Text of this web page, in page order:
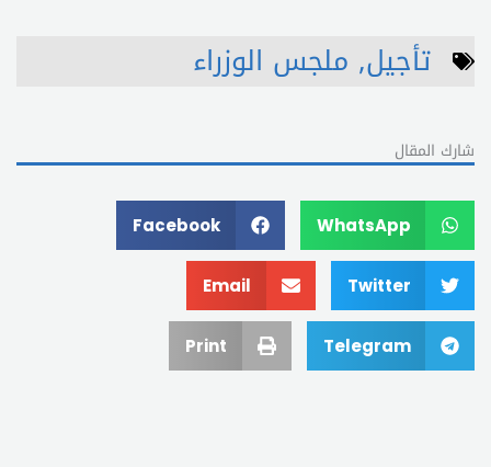
تأجيل, ملجس الوزراء
شارك المقال
WhatsApp
Facebook
Twitter
Email
Telegram
Print